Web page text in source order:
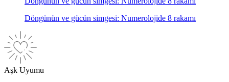
Döngünün ve gücün simgesi: Numerolojide 8 rakamı
Aşk Uyumu